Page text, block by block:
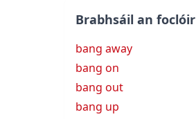
Brabhsáil an foclóir
bang away
bang on
bang out
bang up